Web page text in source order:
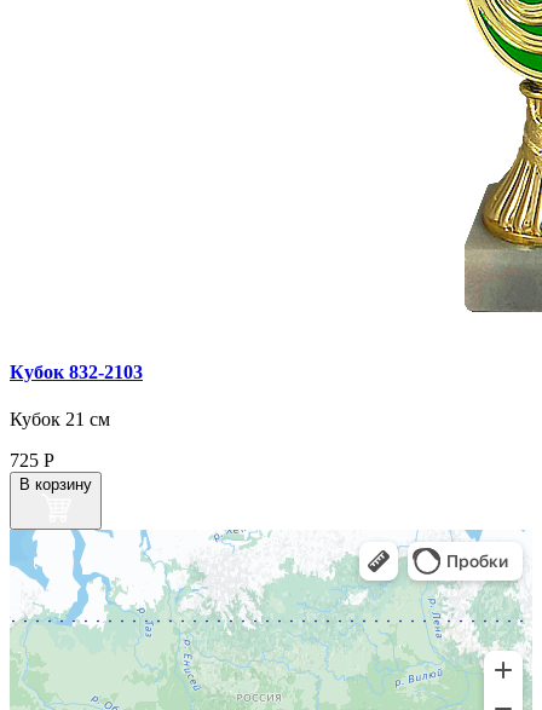
Кубок 832‑2103
Кубок 21 см
725 Р
В корзину